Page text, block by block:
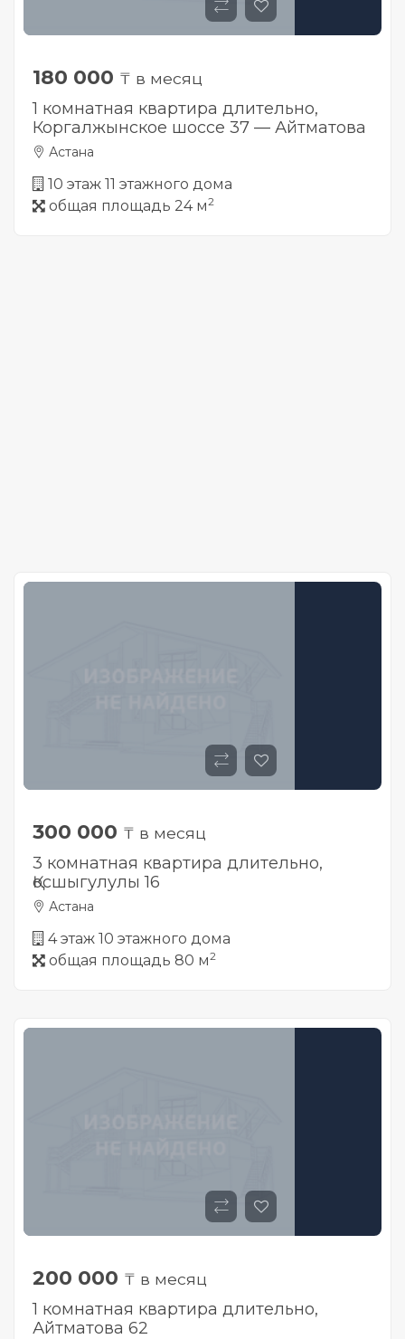
180 000 ₸ в месяц
1 комнатная квартира длительно,
Коргалжынское шоссе 37 — Айтматова
Астана
10 этаж 11 этажного дома
общая площадь 24 м2
300 000 ₸ в месяц
3 комнатная квартира длительно,
Қосшыгулулы 16
Астана
4 этаж 10 этажного дома
общая площадь 80 м2
200 000 ₸ в месяц
1 комнатная квартира длительно,
Айтматова 62